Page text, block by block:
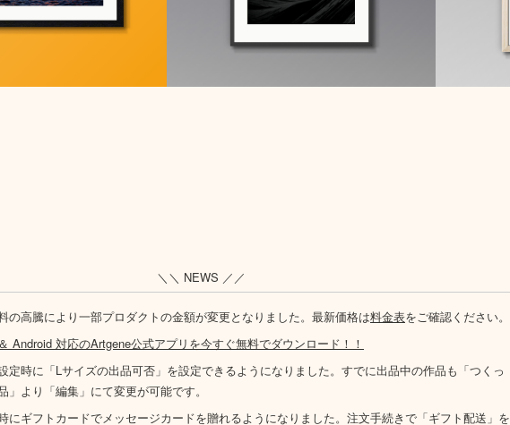
＼＼ NEWS ／／
の高騰により一部プロダクトの金額が変更となりました。最新価格は料金表をご確認ください。
Android 対応のArtgene公式アプリを今すぐ無料でダウンロード！！
定時に「Lサイズの出品可否」を設定できるようになりました。すでに出品中の作品も「つくっ
」より「編集」にて変更が可能です。
にギフトカードでメッセージカードを贈れるようになりました。注文手続きで「ギフト配送」を